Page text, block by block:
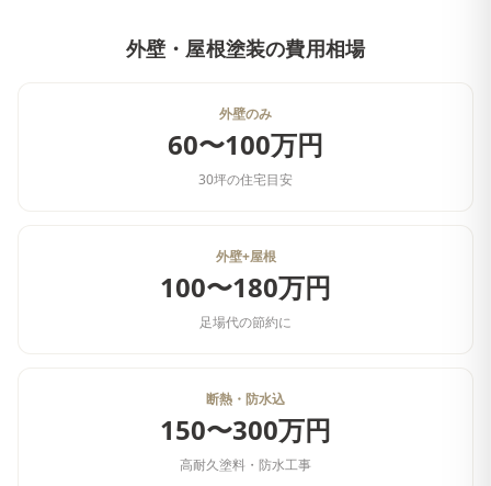
外壁・屋根塗装の費用相場
外壁のみ
60〜100万円
30坪の住宅目安
外壁+屋根
100〜180万円
足場代の節約に
断熱・防水込
150〜300万円
高耐久塗料・防水工事